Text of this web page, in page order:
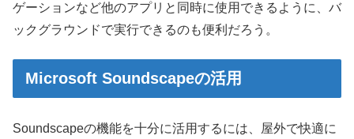
ゲーションなど他のアプリと同時に使用できるように、バ
ックグラウンドで実行できるのも便利だろう。
Microsoft Soundscapeの活用
Soundscapeの機能を十分に活用するには、屋外で快適に